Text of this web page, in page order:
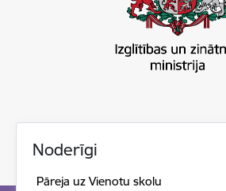
Noderīgi
Pāreja uz Vienotu skolu